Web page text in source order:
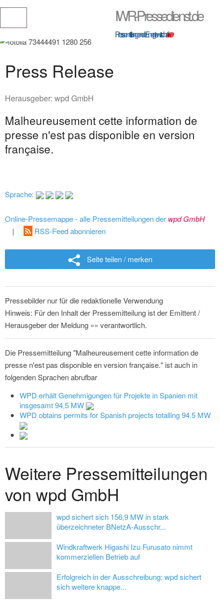
IWR-Pressedienst.de
Pressemitteilungen der Energiewirtschaftseit 1999
Press Release
Herausgeber: wpd GmbH
Malheureusement cette information de
presse n'est pas disponible en version
française.
Sprache:
Online-Pressemappe - alle Pressemitteilungen der wpd GmbH
|
RSS-Feed abonnieren
Seite teilen / merken
Pressebilder nur für die redaktionelle Verwendung
Hinweis: Für den Inhalt der Pressemitteilung ist der Emittent /
Herausgeber der Meldung »« verantwortlich.
Die Pressemitteilung "Malheureusement cette information de
presse n'est pas disponible en version française." ist auch in
folgenden Sprachen abrufbar
WPD erhält Genehmigungen für Projekte in Spanien mit
insgesamt 94,5 MW
WPD obtains permits for Spanish projects totalling 94.5 MW
Weitere Pressemitteilungen
von wpd GmbH
wpd sichert sich 156,9 MW in stark
überzeichneter BNetzA-Ausschr...
Windkraftwerk Higashi Izu Furusato nimmt
kommerziellen Betrieb auf
Erfolgreich in der Ausschreibung: wpd sichert
sich weitere knappe...